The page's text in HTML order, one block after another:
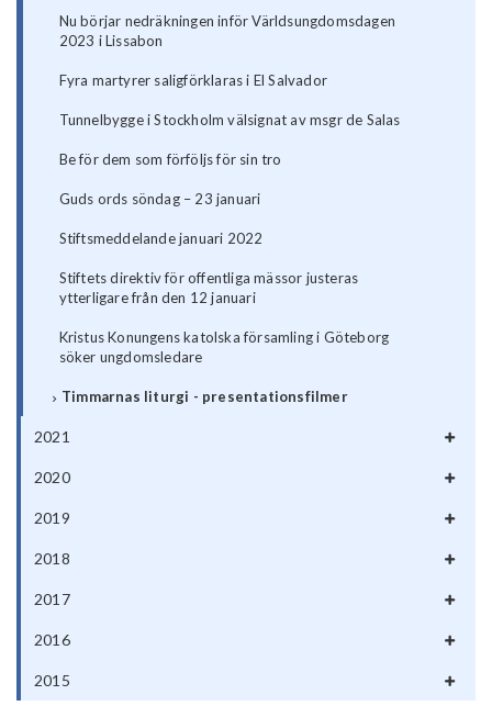
Nu börjar nedräkningen inför Världsungdomsdagen
2023 i Lissabon
Fyra martyrer saligförklaras i El Salvador
Tunnelbygge i Stockholm välsignat av msgr de Salas
Be för dem som förföljs för sin tro
Guds ords söndag – 23 januari
Stiftsmeddelande januari 2022
Stiftets direktiv för offentliga mässor justeras
ytterligare från den 12 januari
Kristus Konungens katolska församling i Göteborg
söker ungdomsledare
Timmarnas liturgi - presentationsfilmer
2021
2020
2019
2018
2017
2016
2015